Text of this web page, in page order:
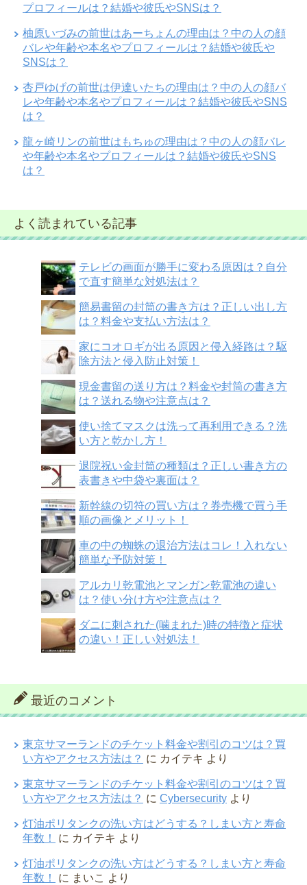
プロフィールは？結婚や彼氏やSNSは？
柚原いづみの前世はあーちょんの理由は？中の人の顔
バレや年齢や本名やプロフィールは？結婚や彼氏や
SNSは？
杏戸ゆげの前世は伊達いたちの理由は？中の人の顔バ
レや年齢や本名やプロフィールは？結婚や彼氏やSNS
は？
龍ヶ崎リンの前世はもちゅの理由は？中の人の顔バレ
や年齢や本名やプロフィールは？結婚や彼氏やSNS
は？
よく読まれている記事
テレビの画面が勝手に変わる原因は？自分
で直す簡単な対処法は？
簡易書留の封筒の書き方は？正しい出し方
は？料金や支払い方法は？
家にコオロギが出る原因と侵入経路は？駆
除方法と侵入防止対策！
現金書留の送り方は？料金や封筒の書き方
は？送れる物や注意点は？
使い捨てマスクは洗って再利用できる？洗
い方と乾かし方！
退院祝い金封筒の種類は？正しい書き方の
表書きや中袋や裏面は？
新幹線の切符の買い方は？券売機で買う手
順の画像とメリット！
車の中の蜘蛛の退治方法はコレ！入れない
簡単な予防対策！
アルカリ乾電池とマンガン乾電池の違い
は？使い分け方や注意点は？
ダニに刺された(噛まれた)時の特徴と症状
の違い！正しい対処法！
最近のコメント
東京サマーランドのチケット料金や割引のコツは？買
い方やアクセス方法は？ に カイテキ より
東京サマーランドのチケット料金や割引のコツは？買
い方やアクセス方法は？ に Cybersecurity より
灯油ポリタンクの洗い方はどうする？しまい方と寿命
年数！
に カイテキ より
灯油ポリタンクの洗い方はどうする？しまい方と寿命
年数！
に まいこ より